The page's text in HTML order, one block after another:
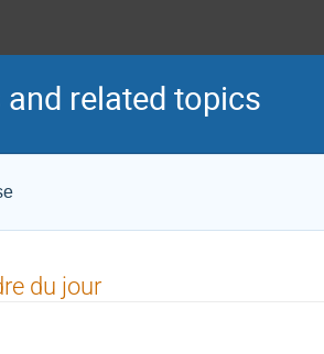
related topics
du jour